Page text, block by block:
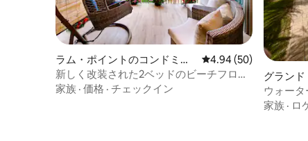
ラム・ポイントのコンドミニ
アム
レビュー50件、5つ星
4.94 (50)
新しく改装された2ベッドのビーチフロン
トコンドミニアム、プール＋ホット
家族 · 価格 · チェックイン
グランド
ミニアム
ウォー
ングス
家族 · ロ